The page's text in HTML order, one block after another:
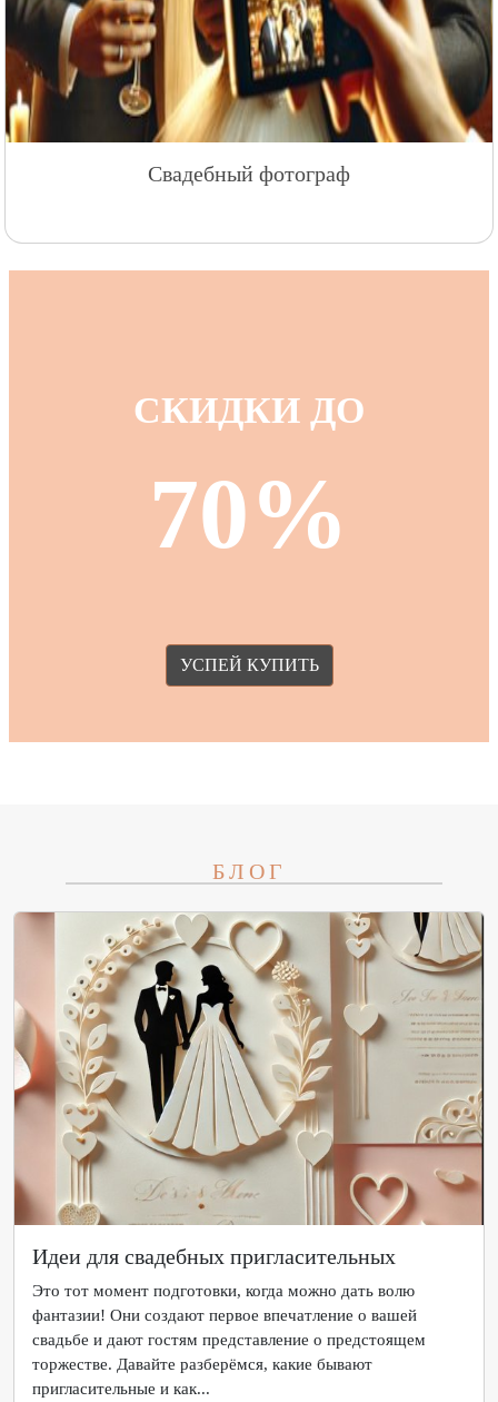
Свадебный видеограф
СКИДКИ ДО
70%
УСПЕЙ КУПИТЬ
БЛОГ
Идеи для свадебных пригласительных
Это тот момент подготовки, когда можно дать волю
фантазии! Они создают первое впечатление о вашей
свадьбе и дают гостям представление о предстоящем
торжестве. Давайте разберёмся, какие бывают
пригласительные и как...